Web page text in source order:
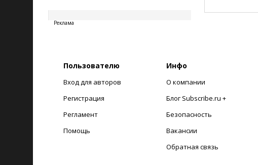
Реклама
Пользователю
Вход для авторов
Регистрация
Регламент
Помощь
Инфо
О компании
Блог Subscribe.ru +
Безопасность
Вакансии
Обратная связь